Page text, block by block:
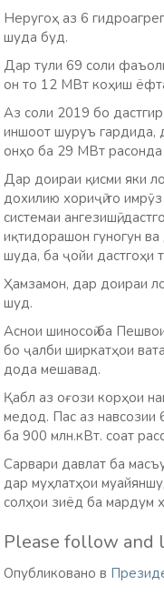
Неругоҳ аз 6
шуда буд.
Дар тули 69 соли
он то 12 МВт коҳиш
Аз соли 2019 бо
иншоот шуруъ гардида,
онҳо ба 29 МВт
Дар доираи қисми яки
дохилию хориҷӣ то
системаи ангезишӣ,
иқтидорашон гуногун
шуда, ба ҷойи дастгоҳи
Ҳамзамон, дар доираи
шуд.
Аснои шиносоӣ ба
бо ҷалби ширкатҳои
дода мешавад.
Қабл аз оғози корҳои
медод. Пас аз навсозии
ба 900 млн.кВт. соат
Сарвари давлат ба
дар муҳлатҳои
солҳои зиёд ба мардум
Please follow and
Опубликовано в